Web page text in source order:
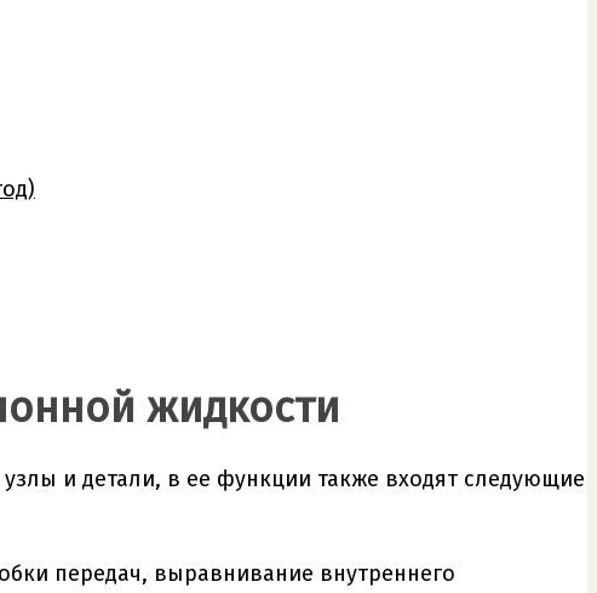
жидкости
и детали, в ее функции также входят следующие
передач, выравнивание внутреннего